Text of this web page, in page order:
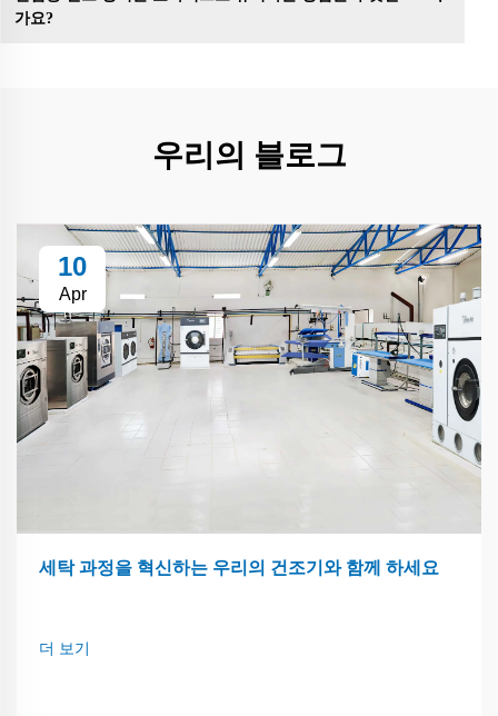
가요?
우리의 블로그
10
Apr
세탁 과정을 혁신하는 우리의 건조기와 함께 하세요
더 보기